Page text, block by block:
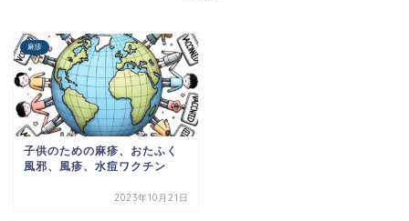
麻疹
子供のための麻疹、おたふく
風邪、風疹、水痘ワクチン
2023年10月21日